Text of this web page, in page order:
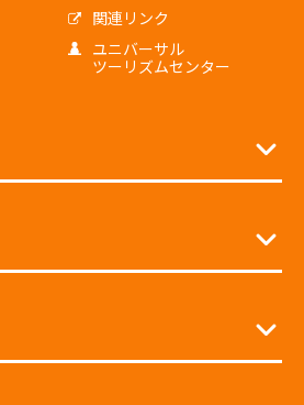
関連リンク
ユニバーサル
ツーリズムセンター